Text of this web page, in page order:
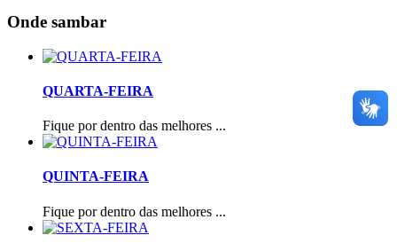
Onde sambar
QUARTA-FEIRA
Fique por dentro das melhores ...
QUINTA-FEIRA
Fique por dentro das melhores ...